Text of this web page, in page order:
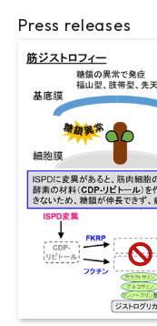
Press releases